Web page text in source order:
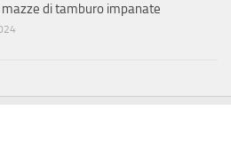
di tamburo impanate